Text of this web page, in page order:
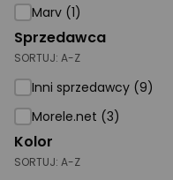
Marv (1)
Sprzedawca
SORTUJ: A-Z
Inni sprzedawcy (9)
Morele.net (3)
Kolor
SORTUJ: A-Z